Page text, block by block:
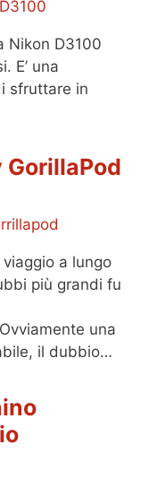
Nikon D3100
E’ una
sfruttare in
GorillaPod
a lungo
più grandi fu
una
il dubbio…